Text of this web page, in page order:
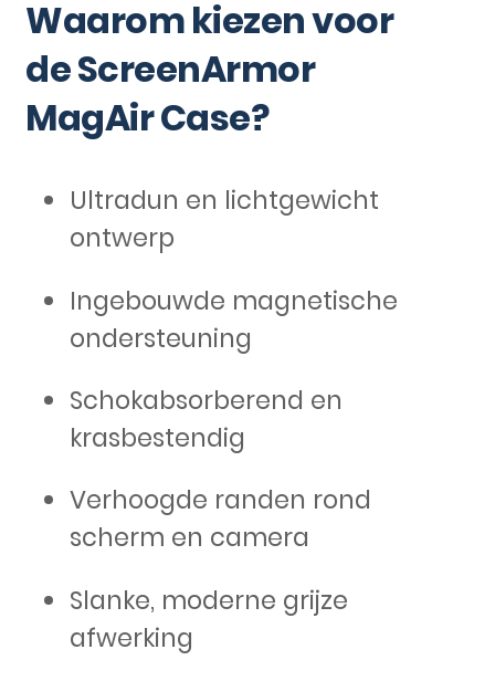
Waarom kiezen voor
de ScreenArmor
MagAir Case?
Ultradun en lichtgewicht
ontwerp
Ingebouwde magnetische
ondersteuning
Schokabsorberend en
krasbestendig
Verhoogde randen rond
scherm en camera
Slanke, moderne grijze
afwerking